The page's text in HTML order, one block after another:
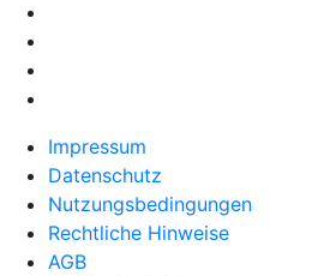
Impressum
Datenschutz
Nutzungsbedingungen
Rechtliche Hinweise
AGB